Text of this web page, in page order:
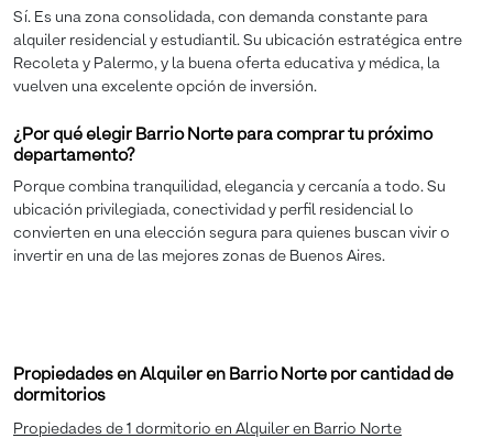
Sí. Es una zona consolidada, con demanda constante para
alquiler residencial y estudiantil. Su ubicación estratégica entre
Recoleta y Palermo, y la buena oferta educativa y médica, la
vuelven una excelente opción de inversión.
¿Por qué elegir Barrio Norte para comprar tu próximo
departamento?
Porque combina tranquilidad, elegancia y cercanía a todo. Su
ubicación privilegiada, conectividad y perfil residencial lo
convierten en una elección segura para quienes buscan vivir o
invertir en una de las mejores zonas de Buenos Aires.
Propiedades en Alquiler en Barrio Norte por cantidad de
dormitorios
Propiedades de 1 dormitorio en Alquiler en Barrio Norte